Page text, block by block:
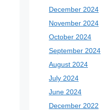
December 2024
November 2024
October 2024
September 2024
August 2024
July 2024
June 2024
December 2022